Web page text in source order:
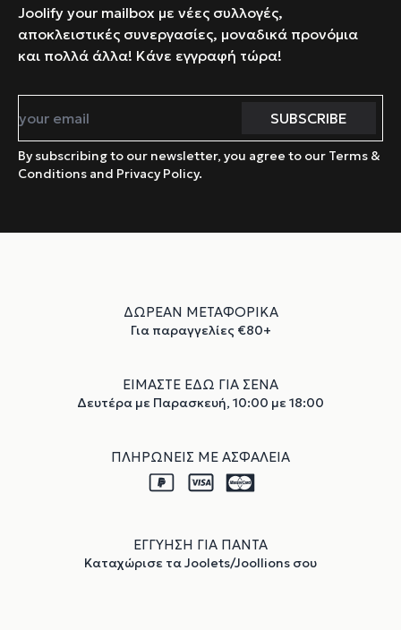
Joolify your mailbox με νέες συλλογές,
αποκλειστικές συνεργασίες, μοναδικά προνόμια
και πολλά άλλα! Κάνε εγγραφή τώρα!
By subscribing to our newsletter, you agree to our Terms &
Conditions and Privacy Policy.
ΔΩΡΕΑΝ ΜΕΤΑΦΟΡΙΚΑ
Για παραγγελίες €80+
ΕΙΜΑΣΤΕ ΕΔΩ ΓΙΑ ΣΕΝΑ
Δευτέρα με Παρασκευή, 10:00 με 18:00
ΠΛΗΡΩΝΕΙΣ ΜΕ ΑΣΦΑΛΕΙΑ
ΕΓΓΥΗΣΗ ΓΙΑ ΠΑΝΤΑ
Καταχώρισε τα Joolets/Joollions σου